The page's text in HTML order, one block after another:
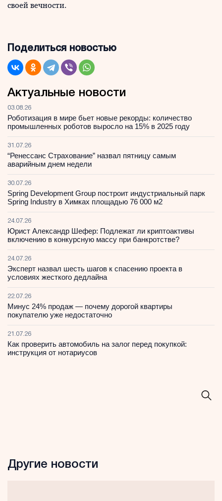
своей вечности.
Поделиться новостью
Актуальные новости
03.08.26
Роботизация в мире бьет новые рекорды: количество
промышленных роботов выросло на 15% в 2025 году
31.07.26
“Ренессанс Страхование” назвал пятницу самым
аварийным днем недели
30.07.26
Spring Development Group построит индустриальный парк
Spring Industry в Химках площадью 76 000 м2
24.07.26
Юрист Александр Шефер: Подлежат ли криптоактивы
включению в конкурсную массу при банкротстве?
24.07.26
Эксперт назвал шесть шагов к спасению проекта в
условиях жесткого дедлайна
22.07.26
Минус 24% продаж — почему дорогой квартиры
покупателю уже недостаточно
21.07.26
Как проверить автомобиль на залог перед покупкой:
инструкция от нотариусов
Другие новости